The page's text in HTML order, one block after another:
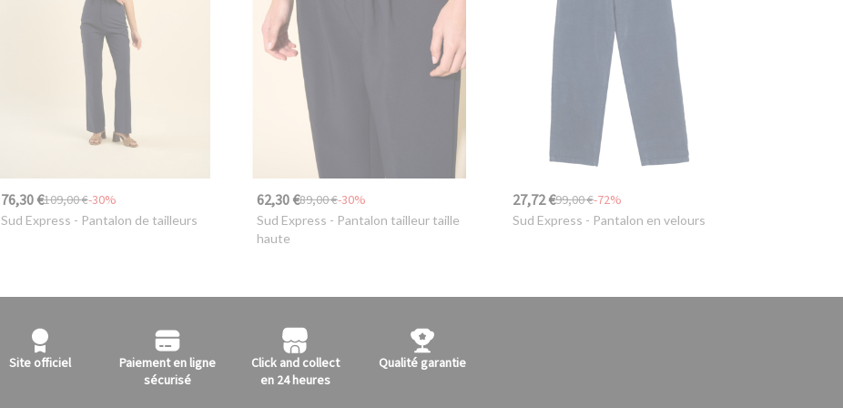
76,30 €109,00 €-30%
Sud Express - Pantalon de tailleurs
62,30 €89,00 €-30%
Sud Express - Pantalon tailleur taille
haute
27,72 €99,00 €-72%
Sud Express - Pantalon en velours
Site officiel
Paiement en ligne
sécurisé
Click and collect
en 24 heures
Qualité garantie